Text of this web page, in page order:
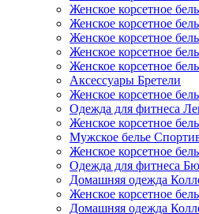
Женское корсетное
Женское корсетное
Женское корсетное
Женское корсетное
Женское корсетное
Аксессуары Бретели
Женское корсетное
Одежда для фитнеса
Женское корсетное
Мужское белье
Женское корсетное
Одежда для фитнеса
Домашняя одежда
Женское корсетное
Домашняя одежда